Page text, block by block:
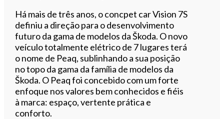
Há mais de três anos, o concpet car Vision 7S
definiu a direção para o desenvolvimento
futuro da gama de modelos da Škoda. O novo
veículo totalmente elétrico de 7 lugares terá
o nome de Peaq, sublinhando a sua posição
no topo da gama da família de modelos da
Škoda. O Peaq foi concebido com um forte
enfoque nos valores bem conhecidos e fiéis
à marca: espaço, vertente prática e
conforto.